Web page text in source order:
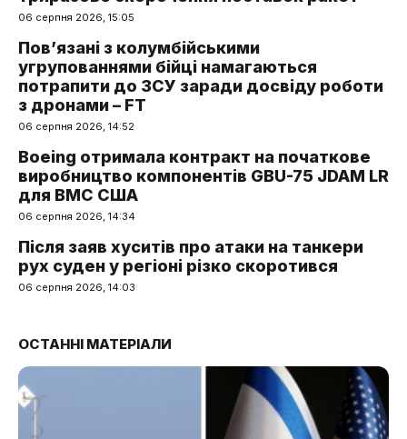
06 серпня 2026, 15:05
Пов’язані з колумбійськими
угрупованнями бійці намагаються
потрапити до ЗСУ заради досвіду роботи
з дронами – FT
06 серпня 2026, 14:52
Boeing отримала контракт на початкове
виробництво компонентів GBU-75 JDAM LR
для ВМС США
06 серпня 2026, 14:34
Після заяв хуситів про атаки на танкери
рух суден у регіоні різко скоротився
06 серпня 2026, 14:03
ОСТАННІ МАТЕРІАЛИ